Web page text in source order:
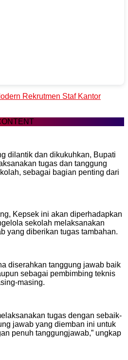
Rekrutmen Staf Kantor
dilantik dan dikukuhkan, Bupati
tugas dan tanggung
sebagai bagian penting dari
Kepsek ini akan diperhadapkan
sekolah melaksanakan
yang diberikan tugas tambahan.
diserahkan tanggung jawab baik
sebagai pembimbing teknis
masing.
tugas dengan sebaik-
jawab yang diemban ini untuk
penuh tanggungjawab,” ungkap